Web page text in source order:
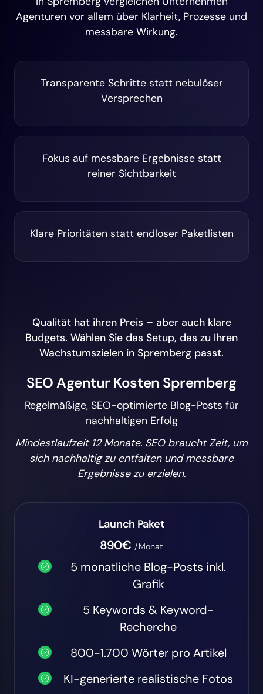
Agenturen vor allem über Klarheit, Prozesse und
messbare Wirkung.
Transparente Schritte statt nebulöser
Versprechen
Fokus auf messbare Ergebnisse statt
reiner Sichtbarkeit
Klare Prioritäten statt endloser Paketlisten
Qualität hat ihren Preis – aber auch klare
Budgets. Wählen Sie das Setup, das zu Ihren
Wachstumszielen in Spremberg passt.
SEO Agentur Kosten Spremberg
Regelmäßige, SEO-optimierte Blog-Posts für
nachhaltigen Erfolg
Mindestlaufzeit 12 Monate. SEO braucht Zeit, um
sich nachhaltig zu entfalten und messbare
Ergebnisse zu erzielen.
Launch Paket
890€ /Monat
5 monatliche Blog-Posts inkl.
Grafik
5 Keywords & Keyword-
Recherche
800-1.700 Wörter pro Artikel
KI-generierte realistische Fotos